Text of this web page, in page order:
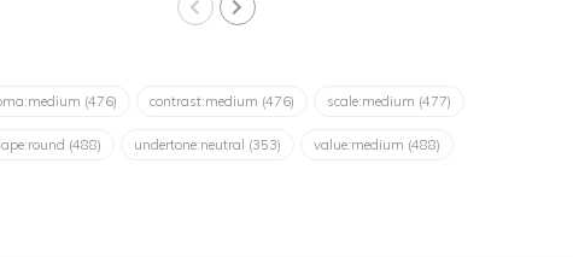
(476) contrast:medium (476) scale:medium (477)
(488) undertone:neutral (353) value:medium (488)